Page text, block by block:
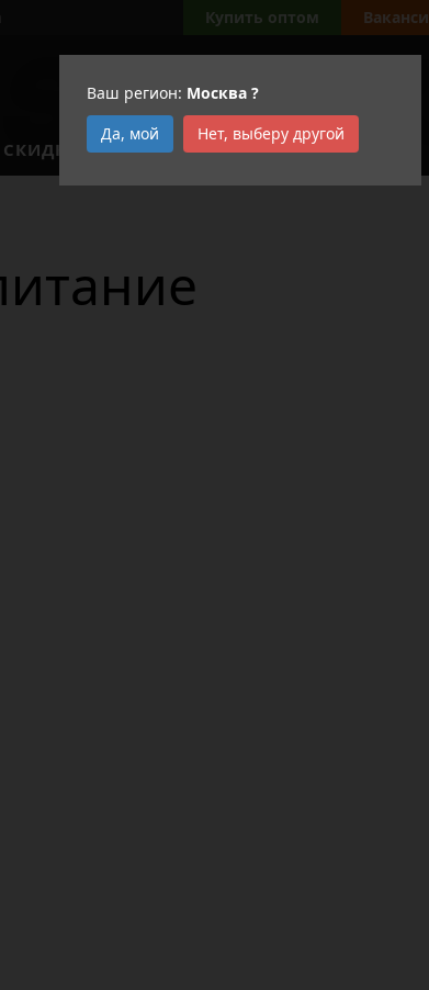
Ваш регион: Москва ?
Да, мой
Нет, выберу другой
Купить оптом
СКИДКИ АКЦИИ